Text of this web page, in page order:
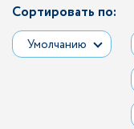
Сортировать по:
Умолчанию